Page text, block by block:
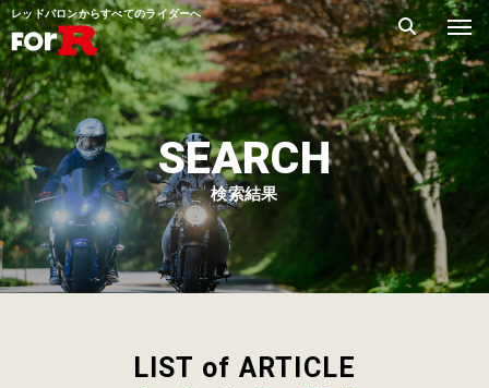
レッドバロンからすべてのライダーへ
SEARCH
検索結果
LIST of ARTICLE